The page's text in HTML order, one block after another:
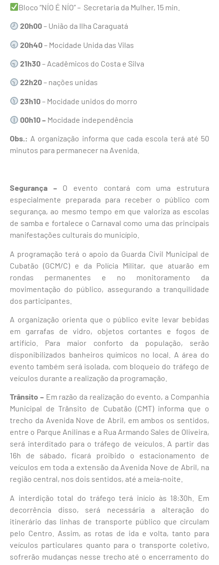
Bloco “NÍO É NÍO” – Secretaria da Mulher, 15 min.
20h00– União da Ilha Caraguatá
20h40– Mocidade Unida das Vilas
21h30– Acadêmicos do Costa e Silva
22h20– nações unidas
23h10– Mocidade unidos do morro
00h10 – Mocidade independência
Obs.: A organização informa que cada escola terá até 50
minutos para permanecer na Avenida.
Segurança – O evento contará com uma estrutura
especialmente preparada para receber o público com
segurança, ao mesmo tempo em que valoriza as escolas
de samba e fortalece o Carnaval como uma das principais
manifestações culturais do município.
A programação terá o apoio da Guarda Civil Municipal de
Cubatão (GCM/C) e da Polícia Militar, que atuarão em
rondas permanentes e no monitoramento da
movimentação do público, assegurando a tranquilidade
dos participantes.
A organização orienta que o público evite levar bebidas
em garrafas de vidro, objetos cortantes e fogos de
artifício. Para maior conforto da população, serão
disponibilizados banheiros químicos no local. A área do
evento também será isolada, com bloqueio do tráfego de
veículos durante a realização da programação.
Trânsito – Em razão da realização do evento, a Companhia
Municipal de Trânsito de Cubatão (CMT) informa que o
trecho da Avenida Nove de Abril, em ambos os sentidos,
entre o Parque Anilinas e a Rua Armando Sales de Oliveira,
será interditado para o tráfego de veículos. A partir das
16h de sábado, ficará proibido o estacionamento de
veículos em toda a extensão da Avenida Nove de Abril, na
região central, nos dois sentidos, até a meia-noite.
A interdição total do tráfego terá início às 18:30h. Em
decorrência disso, será necessária a alteração do
itinerário das linhas de transporte público que circulam
pelo Centro. Assim, as rotas de ida e volta, tanto para
veículos particulares quanto para o transporte coletivo,
sofrerão mudanças nesse trecho até o encerramento do